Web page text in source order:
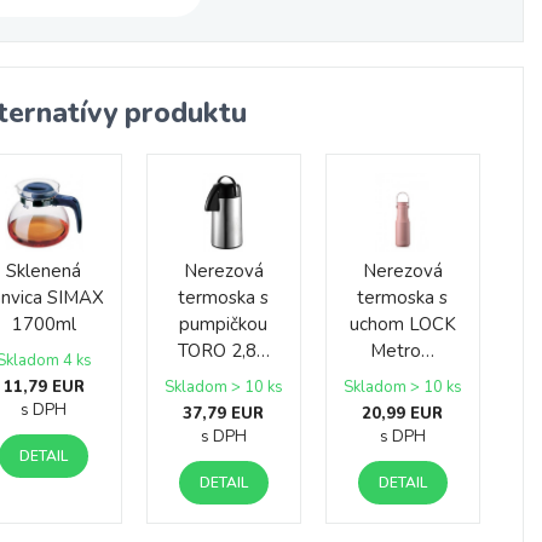
produktu
Sklenená
SIMAX
1700ml
4 ks
11,79 EUR
s DPH
DETAIL
Nerezová
termoska s
pumpičkou
TORO 2,8…
Skladom > 10 ks
37,79 EUR
s DPH
DETAIL
Nerezová
termoska s
uchom LOCK
Metro…
Skladom > 10 ks
20,99 EUR
s DPH
DETAIL